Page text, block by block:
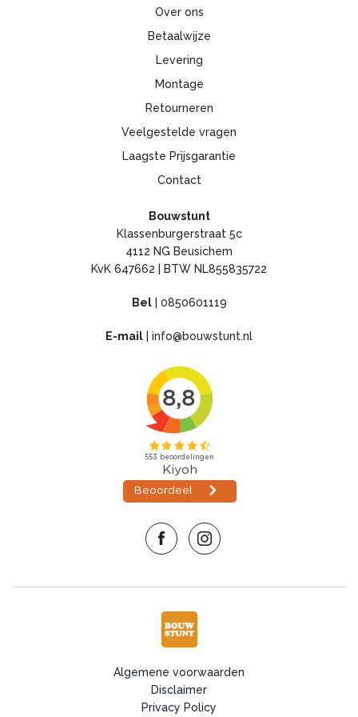
Over ons
Betaalwijze
Levering
Montage
Retourneren
Veelgestelde vragen
Laagste Prijsgarantie
Contact
Bouwstunt
Klassenburgerstraat 5c
4112 NG Beusichem
KvK 647662 | BTW NL855835722
Bel| 0850601119
E-mail info@bouwstunt.nl
Algemene voorwaarden
Disclaimer
Privacy Policy